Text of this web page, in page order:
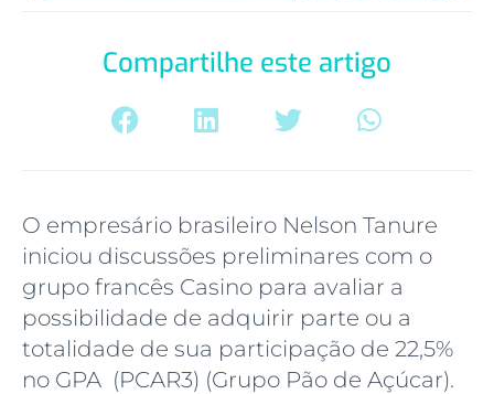
Compartilhe este artigo
O empresário brasileiro Nelson Tanure
iniciou discussões preliminares com o
grupo francês Casino para avaliar a
possibilidade de adquirir parte ou a
totalidade de sua participação de 22,5%
no GPA (PCAR3) (Grupo Pão de Açúcar).